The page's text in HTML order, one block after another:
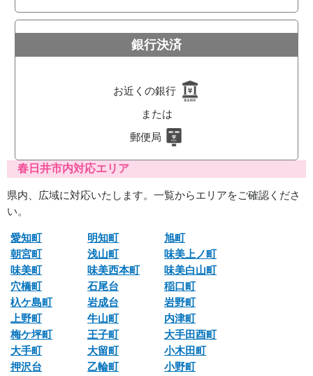
銀行決済
お近くの銀行
または
郵便局
春日井市内対応エリア
県内、広域に対応いたします。一覧からエリアをご確認くださ
い。
愛知町 明知町
旭町
朝宮町
浅山町
味美上ノ町
味美町
味美西本町
味美白山町
穴橋町
石尾台
稲口町
杁ケ島町
岩成台
岩野町
上野町
牛山町
内津町
梅ケ坪町
王子町
大手田酉町
大手町
大留町
小木田町
押沢台
乙輪町
小野町